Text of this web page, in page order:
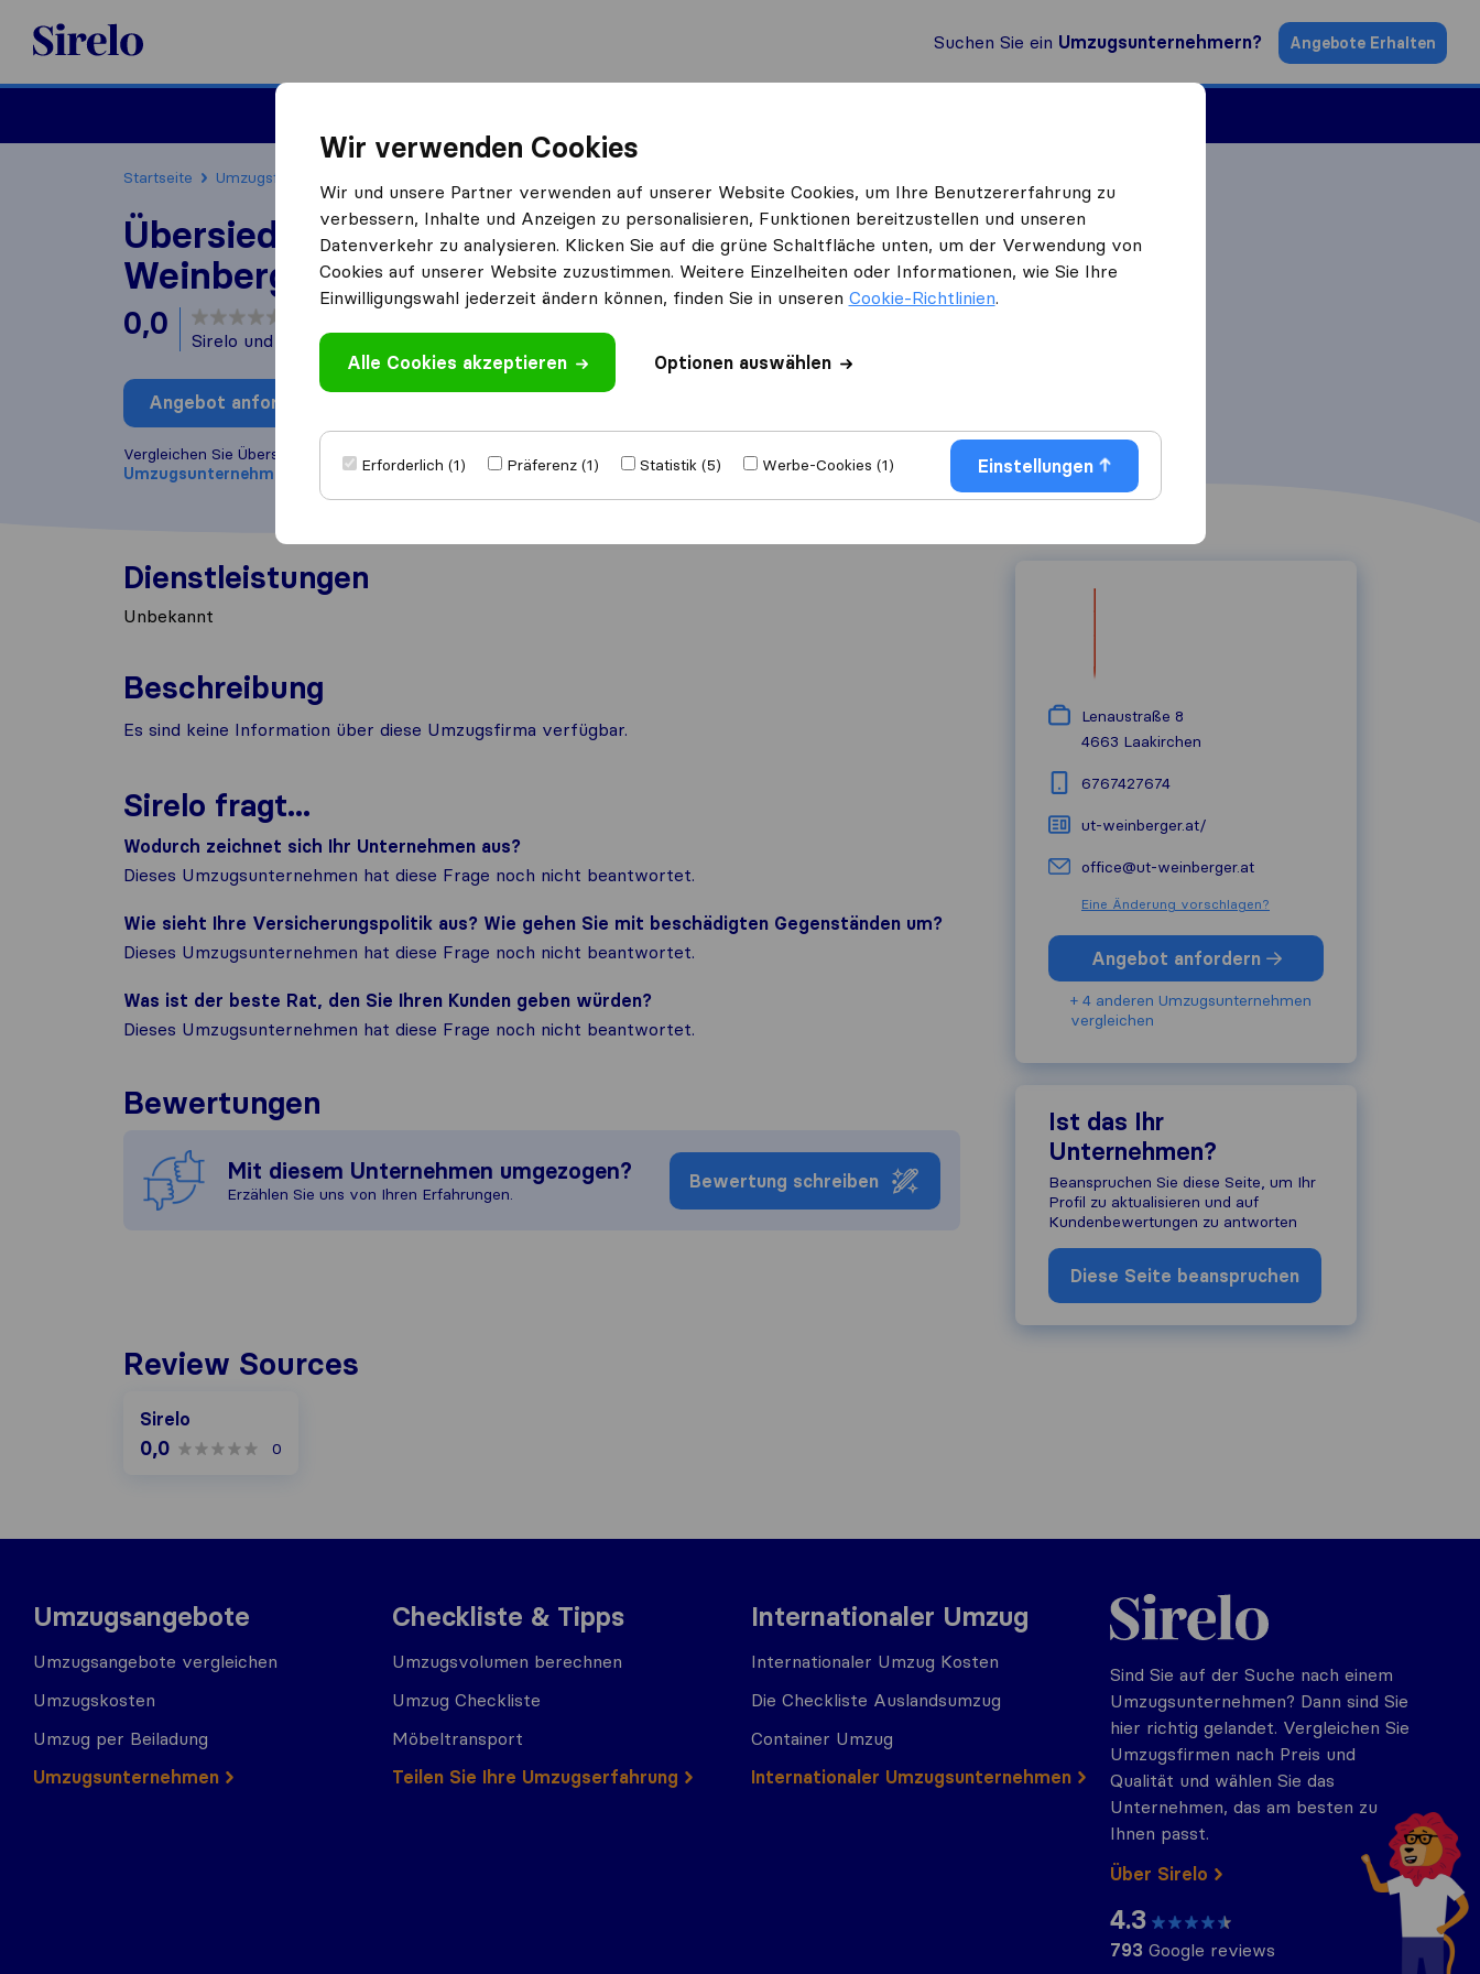
Sirelo.at
Suchen Sie ein Umzugsunternehmern? Angebote Erhalten
Startseite Umzugsfirmen
Übersiedlung Transporte
Weinberger
0,0
Sirelo und Google Bewertungen
Angebot anfordern
Vergleichen Sie Übersiedlung Transporte Weinberger mit anderen
Umzugs​unternehmen
Laakirchen
Dienstleistungen
Unbekannt
Beschreibung
Es sind keine Information über diese Umzugsfirma verfügbar.
Sirelo fragt...
Wodurch zeichnet sich Ihr Unternehmen aus?
Dieses Umzugsunternehmen hat diese Frage noch nicht beantwortet.
Wie sieht Ihre Versicherungspolitik aus? Wie gehen Sie mit beschädigten Gegenständen um?
Dieses Umzugsunternehmen hat diese Frage noch nicht beantwortet.
Was ist der beste Rat, den Sie Ihren Kunden geben würden?
Dieses Umzugsunternehmen hat diese Frage noch nicht beantwortet.
Bewertungen
Mit diesem Unternehmen umgezogen?
Erzählen Sie uns von Ihren Erfahrungen.
Bewertung schreiben
Lenaustraße 8
4663 Laakirchen
6767427674
ut-weinberger.at/
office@ut-weinberger.at
Eine Änderung vorschlagen?
Angebot anfordern
+ 4 anderen Umzugs​unternehmen
vergleichen
Ist das Ihr
Unternehmen?
Beanspruchen Sie diese Seite, um Ihr
Profil zu aktualisieren und auf
Kundenbewertungen zu antworten
Diese Seite beanspruchen
Review Sources
Sirelo
0,0 0
Umzugsangebote
Umzugsangebote vergleichen
Umzugskosten
Umzug per Beiladung
Umzugs​​unternehmen
Checkliste & Tipps
Umzugsvolumen berechnen
Umzug Checkliste
Möbeltransport
Teilen Sie Ihre Umzugserfahrung
Internationaler Umzug
Internationaler Umzug Kosten
Die Checkliste Auslandsumzug
Container Umzug
Internationaler Umzugsunternehmen
Sirelo.at
Sind Sie auf der Suche nach einem
Umzugsunternehmen? Dann sind Sie
hier richtig gelandet. Vergleichen Sie
Umzugsfirmen nach Preis und
Qualität und wählen Sie das
Unternehmen, das am besten zu
Ihnen passt.
Über Sirelo
4.3
793 Google reviews
Wir verwenden Cookies
Wir und unsere Partner verwenden auf unserer Website Cookies, um Ihre Benutzererfahrung zu
verbessern, Inhalte und Anzeigen zu personalisieren, Funktionen bereitzustellen und unseren
Datenverkehr zu analysieren. Klicken Sie auf die grüne Schaltfläche unten, um der Verwendung von
Cookies auf unserer Website zuzustimmen. Weitere Einzelheiten oder Informationen, wie Sie Ihre
Einwilligungswahl jederzeit ändern können, finden Sie in unseren Cookie-Richtlinien.
Alle Cookies akzeptieren Optionen auswählen
Erforderlich (1) Präferenz (1) Statistik (5) Werbe-Cookies (1) Einstellungen